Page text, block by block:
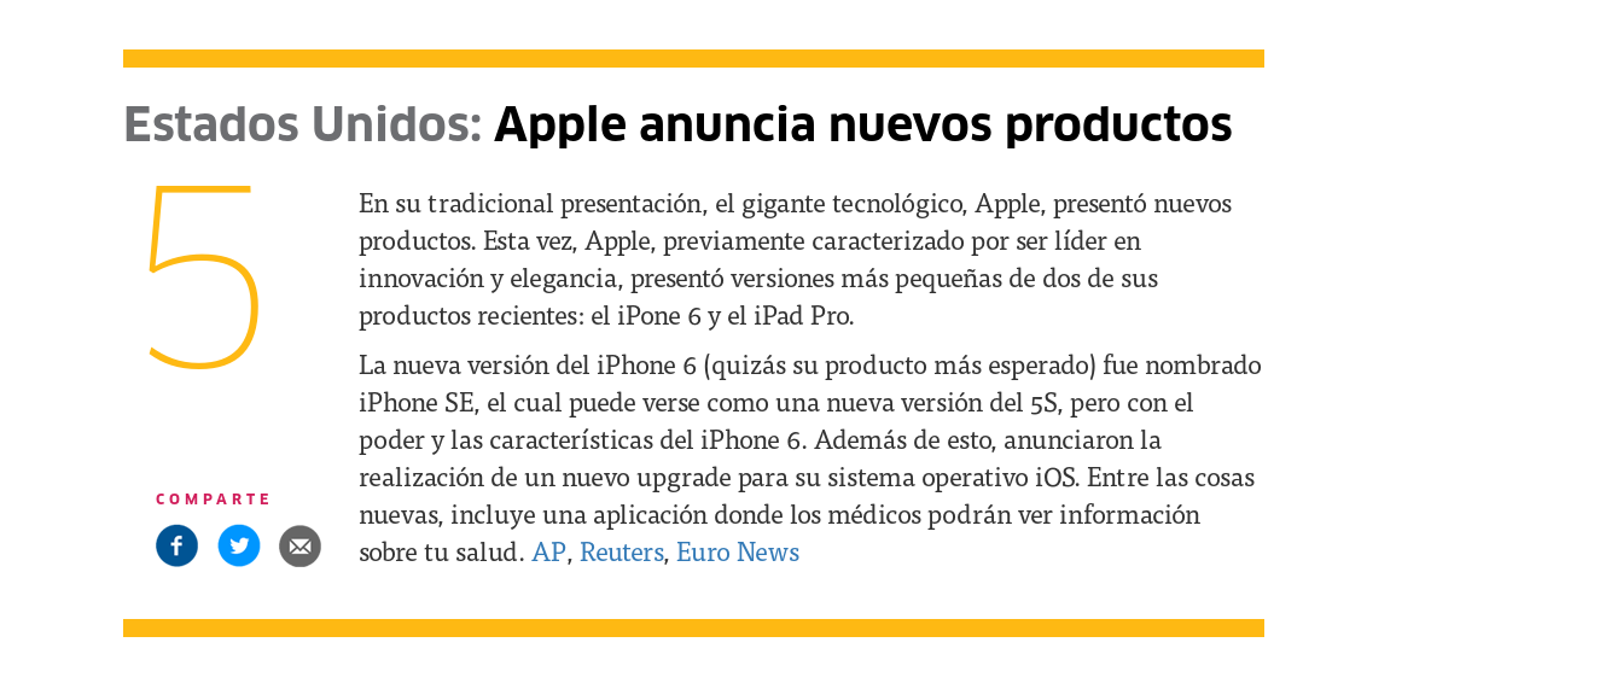
Estados Unidos: Apple anuncia nuevos productos
5
En su tradicional presentación, el gigante tecnológico, Apple, presentó nuevos
productos. Esta vez, Apple, previamente caracterizado por ser líder en
innovación y elegancia, presentó versiones más pequeñas de dos de sus
productos recientes: el iPone 6 y el iPad Pro.
La nueva versión del iPhone 6 (quizás su producto más esperado) fue nombrado
iPhone SE, el cual puede verse como una nueva versión del 5S, pero con el
poder y las características del iPhone 6. Además de esto, anunciaron la
realización de un nuevo upgrade para su sistema operativo iOS. Entre las cosas
nuevas, incluye una aplicación donde los médicos podrán ver información
sobre tu salud. AP, Reuters, Euro News
COMPARTE